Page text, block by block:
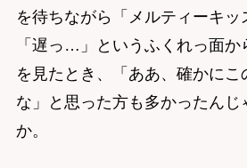
を待ちながら「メルティーキ
「遅っ…」というふくれっ面か
を見たとき、「ああ、確かにこ
な」と思った方も多かったんじ
か。